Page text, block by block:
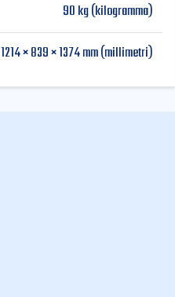
90 kg (kilogramma)
1214 × 839 × 1374 mm (millimetri)